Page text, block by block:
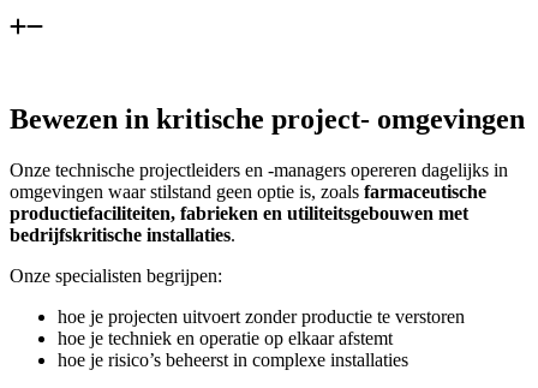
Bewezen in kritische project- omgevingen
Onze technische projectleiders en -managers opereren dagelijks in
omgevingen waar stilstand geen optie is, zoals farmaceutische
productiefaciliteiten, fabrieken en utiliteitsgebouwen met
bedrijfskritische installaties.
Onze specialisten begrijpen:
hoe je projecten uitvoert zonder productie te verstoren
hoe je techniek en operatie op elkaar afstemt
hoe je risico’s beheerst in complexe installaties